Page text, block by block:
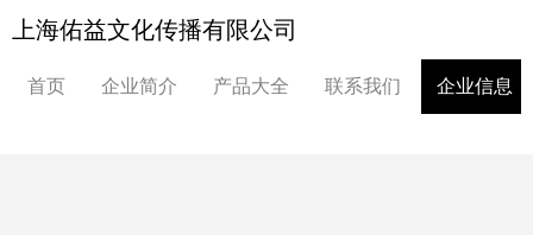
上海佑益文化传播有限公司
首页 企业简介 产品大全 联系我们 企业信息